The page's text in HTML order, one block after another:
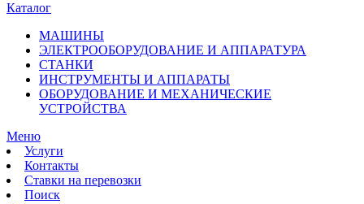
Каталог
МАШИНЫ
ЭЛЕКТРООБОРУДОВАНИЕ И АППАРАТУРА
СТАНКИ
ИНСТРУМЕНТЫ И АППАРАТЫ
ОБОРУДОВАНИЕ И МЕХАНИЧЕСКИЕ
УСТРОЙСТВА
Меню
Услуги
Контакты
Ставки на перевозки
Поиск